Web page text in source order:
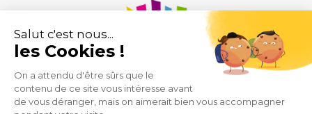
Union des Syndicats de Pharmaciens d’Officine